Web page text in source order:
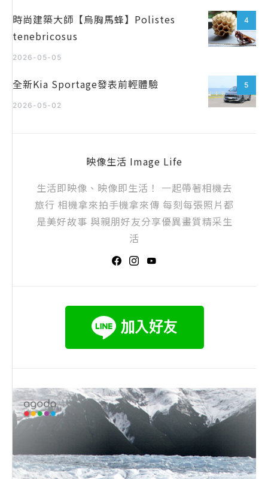
4
時尚建築大師【烏胸馬蜂】Polistes
tenebricosus
2026-05-05
5
全新Kia Sportage發表前輕體驗
2026-05-02
映像生活 Image Life
生活即映像、映像即生活！ 一起帶著相機去
旅行 相機拿來拍手機拿來傳 每刻每張照片都
是美好故事 與親朋好友分享優異畫質精采生
活